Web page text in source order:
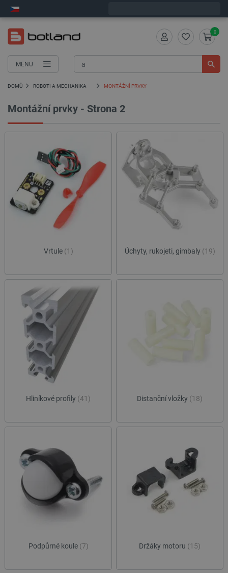
MENU
0
DOMŮ ROBOTI A MECHANIKA MONTÁŽNÍ PRVKY
Montážní prvky - Strona 2
Vrtule (1) Úchyty, rukojeti, gimbaly (19)
Hliníkové profily (41) Distanční vložky (18)
Podpůrné koule (7) Držáky motoru (15)